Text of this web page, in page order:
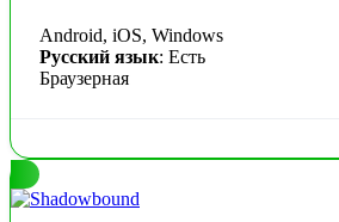
Android, iOS, Windows
Русский язык: Есть
Браузерная